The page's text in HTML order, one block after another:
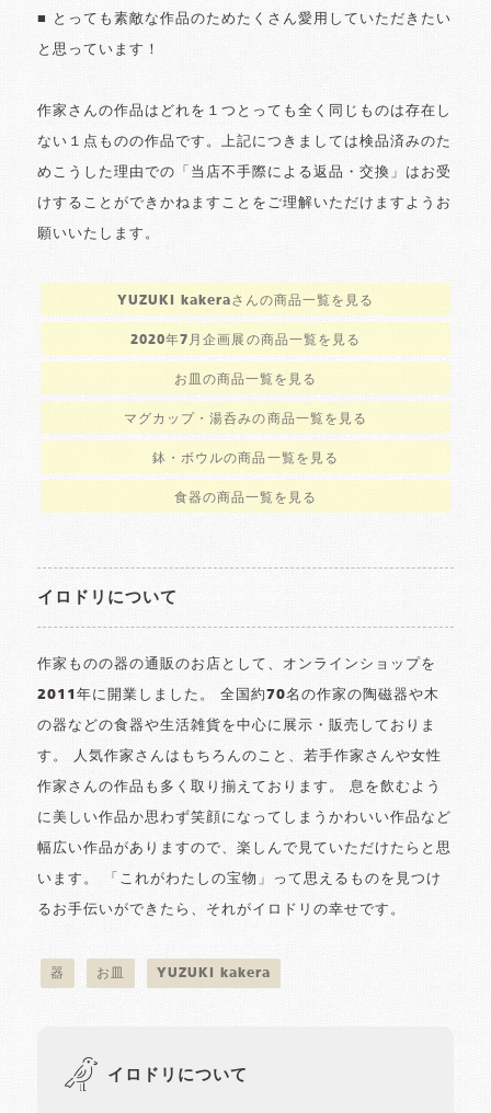
■ とっても素敵な作品のためたくさん愛用していただきたい
と思っています！
作家さんの作品はどれを１つとっても全く同じものは存在し
ない１点ものの作品です。上記につきましては検品済みのた
めこうした理由での「当店不手際による返品・交換」はお受
けすることができかねますことをご理解いただけますようお
願いいたします。
YUZUKI kakeraさんの商品一覧を見る
2020年7月企画展の商品一覧を見る
お皿の商品一覧を見る
マグカップ・湯呑みの商品一覧を見る
鉢・ボウルの商品一覧を見る
食器の商品一覧を見る
イロドリについて
作家ものの器の通販のお店として、オンラインショップを
2011年に開業しました。 全国約70名の作家の陶磁器や木
の器などの食器や生活雑貨を中心に展示・販売しておりま
す。 人気作家さんはもちろんのこと、若手作家さんや女性
作家さんの作品も多く取り揃えております。 息を飲むよう
に美しい作品か思わず笑顔になってしまうかわいい作品など
幅広い作品がありますので、楽しんで見ていただけたらと思
います。 「これがわたしの宝物」って思えるものを見つけ
るお手伝いができたら、それがイロドリの幸せです。
器 お皿 YUZUKI kakera
イロドリについて